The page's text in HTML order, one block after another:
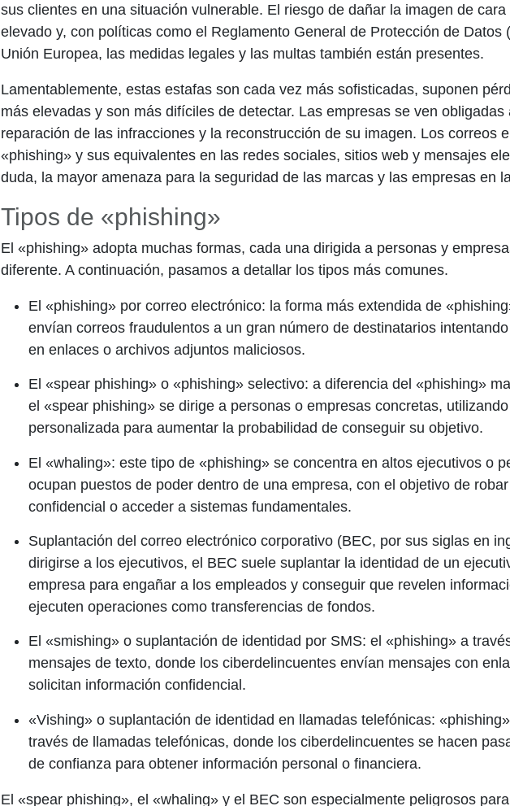
sus clientes en una situación vulnerable. El riesgo de dañar la imagen de
elevado y, con políticas como el Reglamento General de Protección de Datos
Unión Europea, las medidas legales y las multas también están presentes.
Lamentablemente, estas estafas son cada vez más sofisticadas, suponen
más elevadas y son más difíciles de detectar. Las empresas se ven obligadas
reparación de las infracciones y la reconstrucción de su imagen. Los correos
«phishing» y sus equivalentes en las redes sociales, sitios web y mensajes
duda, la mayor amenaza para la seguridad de las marcas y las empresas en
Tipos de «phishing»
El «phishing» adopta muchas formas, cada una dirigida a personas y
diferente. A continuación, pasamos a detallar los tipos más comunes.
El «phishing» por correo electrónico: la forma más extendida de
envían correos fraudulentos a un gran número de destinatarios
en enlaces o archivos adjuntos maliciosos.
El «spear phishing» o «phishing» selectivo: a diferencia del «phishing»
el «spear phishing» se dirige a personas o empresas concretas,
personalizada para aumentar la probabilidad de conseguir su objetivo.
El «whaling»: este tipo de «phishing» se concentra en altos ejecutivos o
ocupan puestos de poder dentro de una empresa, con el objetivo de
confidencial o acceder a sistemas fundamentales.
Suplantación del correo electrónico corporativo (BEC, por sus siglas en
dirigirse a los ejecutivos, el BEC suele suplantar la identidad de un
empresa para engañar a los empleados y conseguir que revelen
ejecuten operaciones como transferencias de fondos.
El «smishing» o suplantación de identidad por SMS: el «phishing» a
mensajes de texto, donde los ciberdelincuentes envían mensajes con
solicitan información confidencial.
«Vishing» o suplantación de identidad en llamadas telefónicas:
través de llamadas telefónicas, donde los ciberdelincuentes se hacen
de confianza para obtener información personal o financiera.
El «spear phishing», el «whaling» y el BEC son especialmente peligrosos